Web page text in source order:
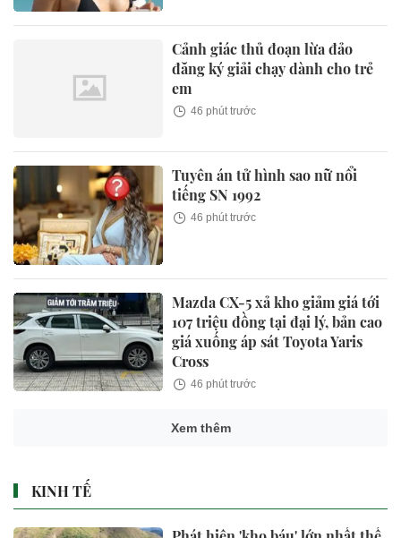
Cảnh giác thủ đoạn lừa đảo
đăng ký giải chạy dành cho trẻ
em
46 phút trước
Tuyên án tử hình sao nữ nổi
tiếng SN 1992
46 phút trước
Mazda CX-5 xả kho giảm giá tới
107 triệu đồng tại đại lý, bản cao
giá xuống áp sát Toyota Yaris
Cross
46 phút trước
Xem thêm
KINH TẾ